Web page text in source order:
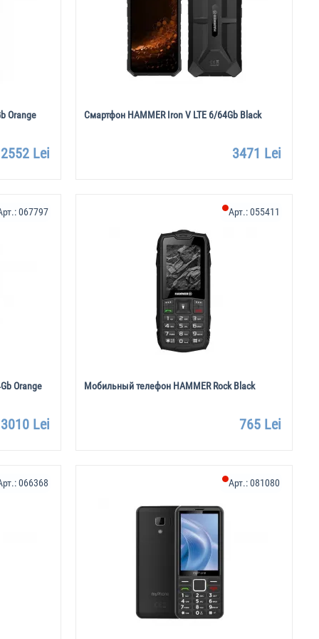
Orange
2552 Lei
Смартфон HAMMER Iron V LTE 6/64Gb Black
3471 Lei
Orange
067797
3010 Lei
Мобильный телефон HAMMER Rock Black
Арт.:055411
765 Lei
066368 Арт.:081080